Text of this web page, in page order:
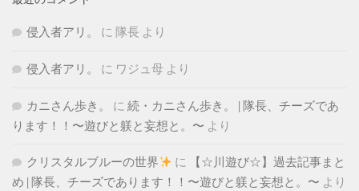
侵入者アリ。 に 隊長 より
侵入者アリ。 に ワジュ母 より
カニさん歩き。 に 続・カニさん歩き。 | 隊長、チーズであ
ります！！〜遊びと躾と妄想と。〜 より
クリスタルブルーの世界 に
【☆川遊び☆】過去記事まと
め | 隊長、チーズであります！！〜遊びと躾と妄想と。〜 より